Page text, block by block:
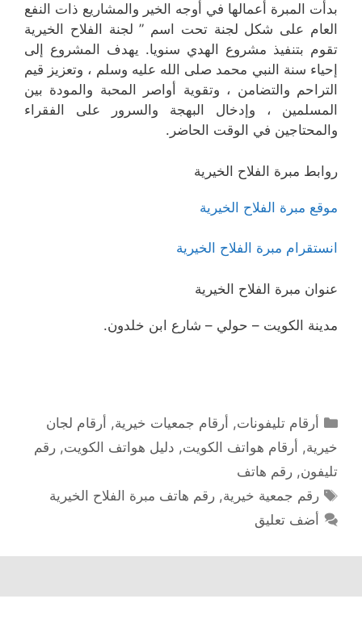
بدأت المبرة أعمالها في أوجه الخير والمشاريع ذات النفع
العام على شكل لجنة تحت اسم ” لجنة الفلاح الخيرية
تقوم بتنفيذ مشروع الهدي سنويا. يهدف المشروع إلى
إحياء سنة النبي محمد صلى الله عليه وسلم ، وتعزيز قيم
التراحم والتضامن ، وتقوية أواصر المحبة والمودة بين
المسلمين ، وإدخال البهجة والسرور على الفقراء
والمحتاجين في الوقت الحاضر.
روابط مبرة الفلاح الخيرية
موقع مبرة الفلاح الخيرية
انستقرام مبرة الفلاح الخيرية
عنوان مبرة الفلاح الخيرية
مدينة الكويت – حولي – شارع ابن خلدون.
التصنيفات
أرقام تليفونات, أرقام جمعيات خيرية, أرقام لجان
خيرية, أرقام هواتف الكويت, دليل هواتف الكويت, رقم
تليفون, رقم هاتف
الوسوم
رقم جمعية خيرية,رقم هاتف مبرة الفلاح الخيرية
أضف تعليق